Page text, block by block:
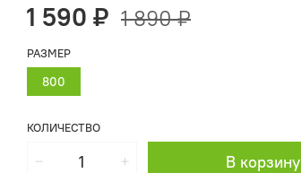
1 590 ₽ 1 890 ₽
КОЛИЧЕСТВО
В корзину
РАЗМЕР
800